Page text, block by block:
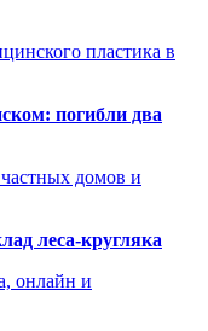
пластика в
погибли два
домов и
леса-кругляка
онлайн и